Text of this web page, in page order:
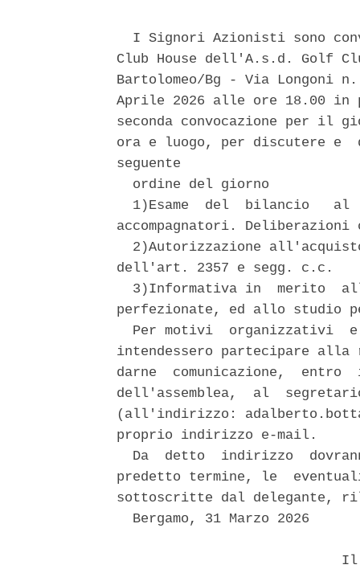
I Signori Azionisti sono
Club House dell'A.s.d. Golf
Bartolomeo/Bg - Via
Aprile 2026 alle ore 18.00 in
seconda convocazione per il
ora e luogo, per discutere e
seguente
  ordine del giorno
1)Esame  del  bilancio   al
accompagnatori.
2)Autorizzazione
dell'art. 2357 e segg. c.c.
3)Informativa in  merito
perfezionate, ed allo
Per motivi  organizzativi
intendessero partecipare alla
darne  comunicazione,
dell'assemblea,  al
(all'indirizzo:
proprio indirizzo e-mail.
Da  detto  indirizzo
predetto termine, le
sottoscritte dal delegante,
  Bergamo, 31 Marzo 2026